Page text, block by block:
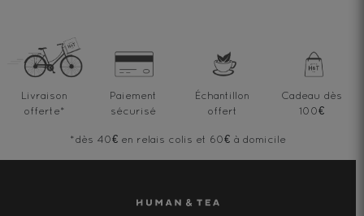
Livraison
offerte*
Paiement
sécurisé
Échantillon
offert
Cadeau dès
100€
*dès 40€ en relais colis et 60€ à domicile